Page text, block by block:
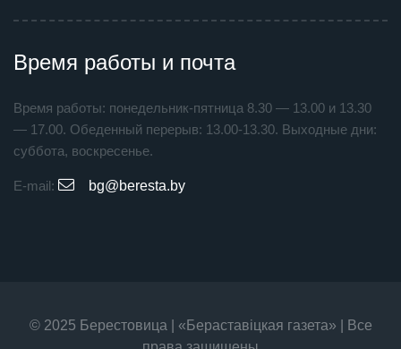
Время работы и почта
Время работы: понедельник-пятница 8.30 — 13.00 и 13.30
— 17.00. Обеденный перерыв: 13.00-13.30. Выходные дни:
суббота, воскресенье.
E-mail: bg@beresta.by
© 2025 Берестовица | «Бераставiцкая газета» | Все